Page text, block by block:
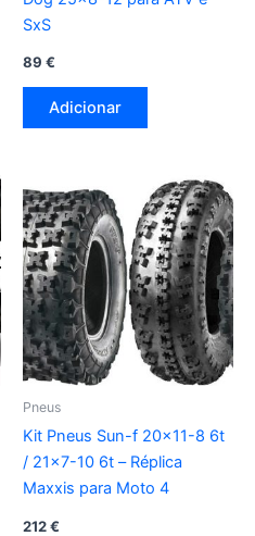
SxS
89 €
Adicionar
Pneus
Kit Pneus Sun-f 20×11-8 6t
/ 21×7-10 6t – Réplica
Maxxis para Moto 4
212€